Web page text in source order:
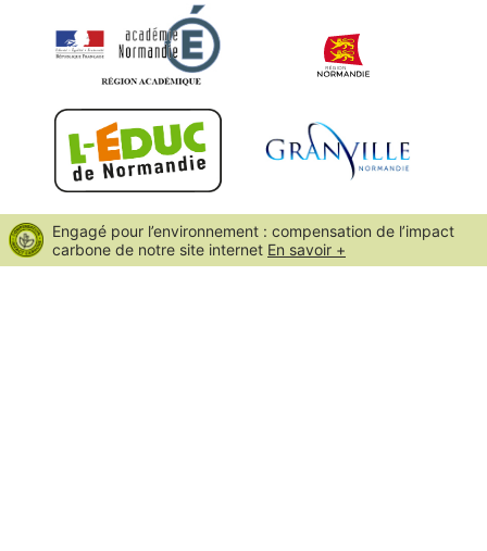
Engagé pour l’environnement : compensation de l’impact
carbone de notre site internet En savoir +